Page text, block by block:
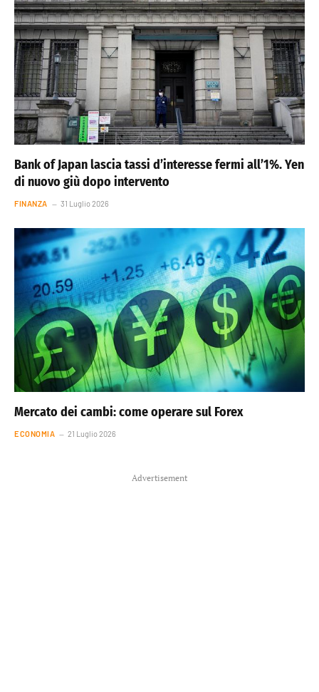
Bank of Japan lascia tassi d’interesse fermi all’1%. Yen
di nuovo giù dopo intervento
FINANZA 31 Luglio 2026
Mercato dei cambi: come operare sul Forex
ECONOMIA 21 Luglio 2026
Advertisement